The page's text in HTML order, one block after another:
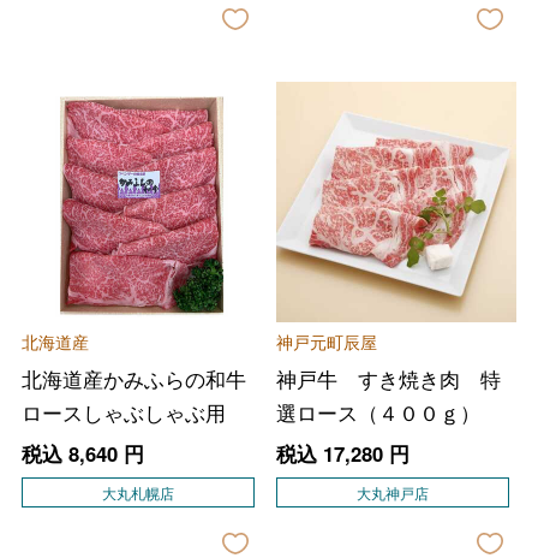
北海道産
北海道産かみふらの和牛
ロースしゃぶしゃぶ用
税込 8,640円
大丸札幌店
神戸元町辰屋
神戸牛 すき焼き肉 特
選ロース（４００ｇ）
税込 17,280円
大丸神戸店